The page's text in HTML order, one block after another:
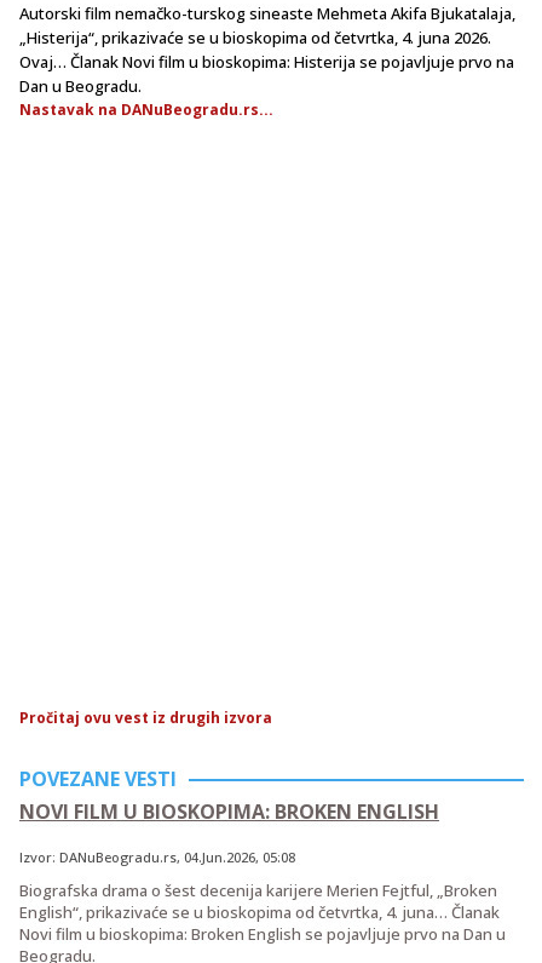
Autorski film nemačko-turskog sineaste Mehmeta Akifa Bjukatalaja,
„Histerija“, prikazivaće se u bioskopima od četvrtka, 4. juna 2026.
Ovaj… Članak Novi film u bioskopima: Histerija se pojavljuje prvo na
Dan u Beogradu.
Nastavak na DANuBeogradu.rs...
Pročitaj ovu vest iz drugih izvora
POVEZANE VESTI
NOVI FILM U BIOSKOPIMA: BROKEN ENGLISH
Izvor: DANuBeogradu.rs, 04.Jun.2026, 05:08
Biografska drama o šest decenija karijere Merien Fejtful, „Broken
English“, prikazivaće se u bioskopima od četvrtka, 4. juna… Članak
Novi film u bioskopima: Broken English se pojavljuje prvo na Dan u
Beogradu.